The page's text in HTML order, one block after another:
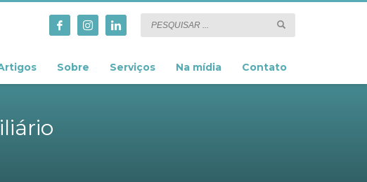
Sobre Serviços Na mídia Contato